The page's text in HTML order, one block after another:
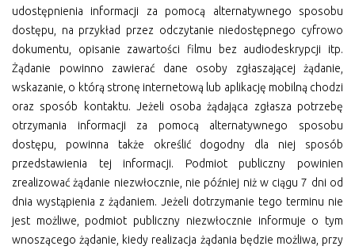
udostępnienia informacji za pomocą alternatywnego sposobu
dostępu, na przykład przez odczytanie niedostępnego cyfrowo
dokumentu, opisanie zawartości filmu bez audiodeskrypcji itp.
Żądanie powinno zawierać dane osoby zgłaszającej żądanie,
wskazanie, o którą stronę internetową lub aplikację mobilną chodzi
oraz sposób kontaktu. Jeżeli osoba żądająca zgłasza potrzebę
otrzymania informacji za pomocą alternatywnego sposobu
dostępu, powinna także określić dogodny dla niej sposób
przedstawienia tej informacji. Podmiot publiczny powinien
zrealizować żądanie niezwłocznie, nie później niż w ciągu 7 dni od
dnia wystąpienia z żądaniem. Jeżeli dotrzymanie tego terminu nie
jest możliwe, podmiot publiczny niezwłocznie informuje o tym
wnoszącego żądanie, kiedy realizacja żądania będzie możliwa, przy